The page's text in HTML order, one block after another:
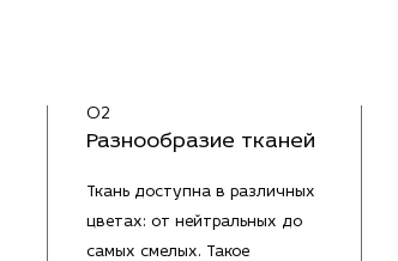
02
Разнообразие тканей
Ткань доступна в различных
цветах: от нейтральных до
самых смелых. Такое